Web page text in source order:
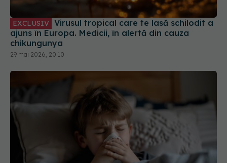
EXCLUSIV
ajuns în Europa. Medicii, în alertă din cauza
chikungunya
29 mai 2026, 20:10